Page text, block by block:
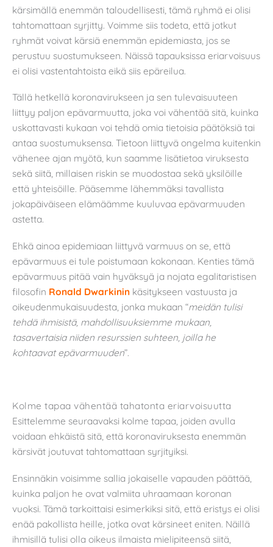
kärsimällä enemmän taloudellisesti, tämä ryhmä ei olisi
tahtomattaan syrjitty. Voimme siis todeta, että jotkut
ryhmät voivat kärsiä enemmän epidemiasta, jos se
perustuu suostumukseen. Näissä tapauksissa eriarvoisuus
ei olisi vastentahtoista eikä siis epäreilua.
Tällä hetkellä koronavirukseen ja sen tulevaisuuteen
liittyy paljon epävarmuutta, joka voi vähentää sitä, kuinka
uskottavasti kukaan voi tehdä omia tietoisia päätöksiä tai
antaa suostumuksensa. Tietoon liittyvä ongelma kuitenkin
vähenee ajan myötä, kun saamme lisätietoa viruksesta
sekä siitä, millaisen riskin se muodostaa sekä yksilöille
että yhteisöille. Pääsemme lähemmäksi tavallista
jokapäiväiseen elämäämme kuuluvaa epävarmuuden
astetta.
Ehkä ainoa epidemiaan liittyvä varmuus on se, että
epävarmuus ei tule poistumaan kokonaan. Kenties tämä
epävarmuus pitää vain hyväksyä ja nojata egalitaristisen
filosofin Ronald Dwarkinin käsitykseen vastuusta ja
oikeudenmukaisuudesta, jonka mukaan “meidän tulisi
tehdä ihmisistä, mahdollisuuksiemme mukaan,
tasavertaisia niiden resurssien suhteen, joilla he
kohtaavat epävarmuuden”.
Kolme tapaa vähentää tahatonta eriarvoisuutta
Esittelemme seuraavaksi kolme tapaa, joiden avulla
voidaan ehkäistä sitä, että koronaviruksesta enemmän
kärsivät joutuvat tahtomattaan syrjityiksi.
Ensinnäkin voisimme sallia jokaiselle vapauden päättää,
kuinka paljon he ovat valmiita uhraamaan koronan
vuoksi. Tämä tarkoittaisi esimerkiksi sitä, että eristys ei olisi
enää pakollista heille, jotka ovat kärsineet eniten. Näillä
ihmisillä tulisi olla oikeus ilmaista mielipiteensä siitä,